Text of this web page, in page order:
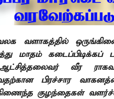
வளாகத்தில்
மாதம் கடைப்பிடிக்கப்
வீர
பிரச்சார
குழந்தைகள்